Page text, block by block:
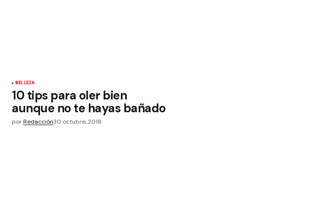
BELLEZA
10 tips para oler bien
aunque no te hayas bañado
porRedacción30 octubre, 2018